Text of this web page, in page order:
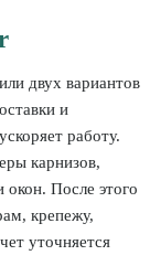
двух вариантов
и
работу.
карнизов,
окон. После этого
крепежу,
уточняется